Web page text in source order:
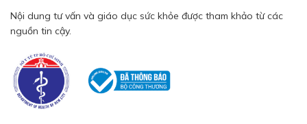
Nội dung tư vấn và giáo dục sức khỏe được tham khảo từ các
nguồn tin cậy.